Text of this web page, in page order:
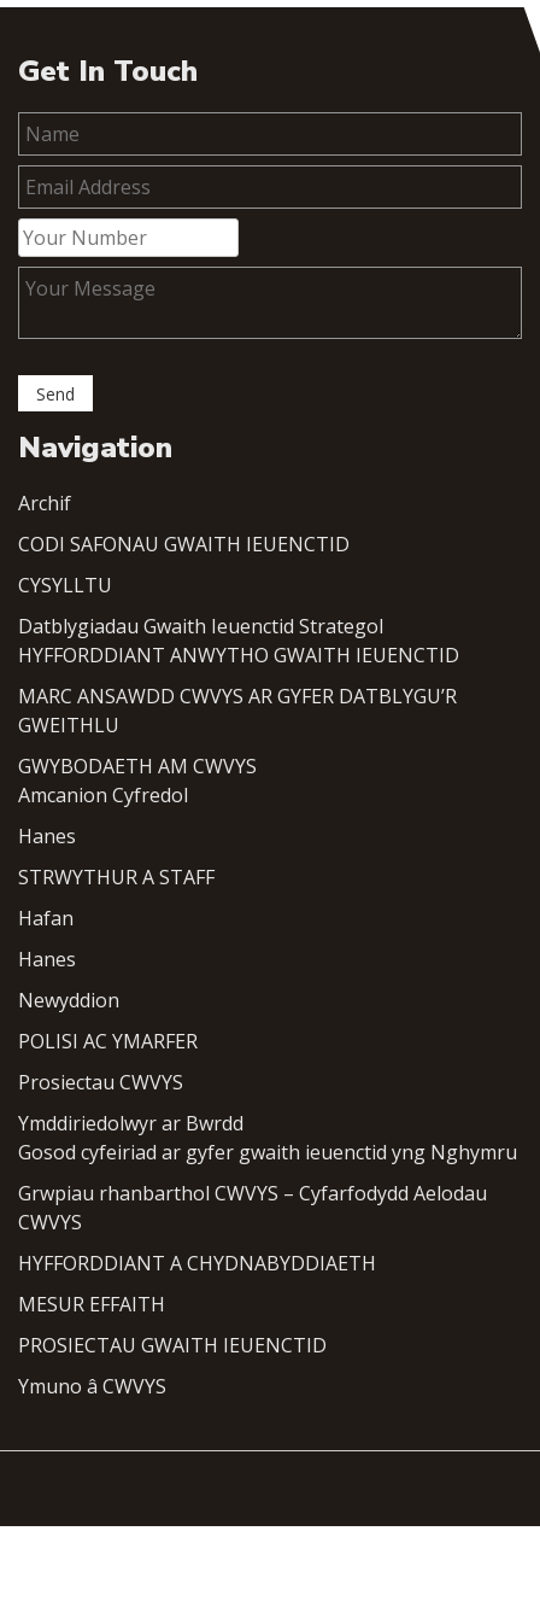
Get In Touch
Navigation
Archif
CODI SAFONAU GWAITH IEUENCTID
CYSYLLTU
Datblygiadau Gwaith Ieuenctid Strategol
HYFFORDDIANT ANWYTHO GWAITH IEUENCTID
MARC ANSAWDD CWVYS AR GYFER DATBLYGU’R
GWEITHLU
GWYBODAETH AM CWVYS
Amcanion Cyfredol
Hanes
STRWYTHUR A STAFF
Hafan
Hanes
Newyddion
POLISI AC YMARFER
Prosiectau CWVYS
Ymddiriedolwyr ar Bwrdd
Gosod cyfeiriad ar gyfer gwaith ieuenctid yng Nghymru
Grwpiau rhanbarthol CWVYS – Cyfarfodydd Aelodau
CWVYS
HYFFORDDIANT A CHYDNABYDDIAETH
MESUR EFFAITH
PROSIECTAU GWAITH IEUENCTID
Ymuno â CWVYS